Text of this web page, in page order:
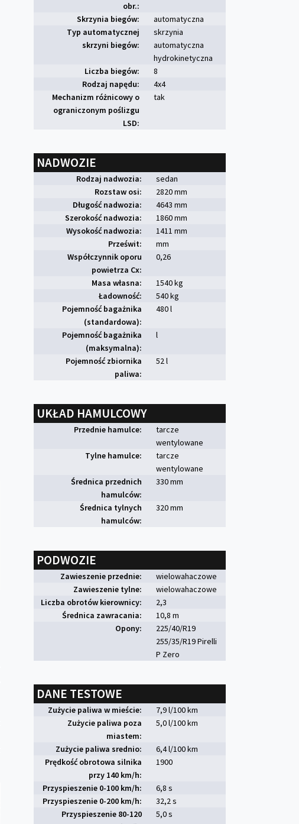
obr.:
Skrzynia biegów:
automatyczna
Typ automatycznej
skrzyni biegów:
skrzynia
automatyczna
hydrokinetyczna
Liczba biegów:
8
Rodzaj napędu:
4x4
Mechanizm różnicowy o
ograniczonym poślizgu
LSD:
tak
NADWOZIE
Rodzaj nadwozia:
sedan
Rozstaw osi:
2820 mm
Długość nadwozia:
4643 mm
Szerokość nadwozia:
1860 mm
Wysokość nadwozia:
1411 mm
Prześwit:
mm
Współczynnik oporu
powietrza Cx:
0,26
Masa własna:
1540 kg
Ładowność:
540 kg
Pojemność bagażnika
(standardowa):
480 l
Pojemność bagażnika
(maksymalna):
l
Pojemność zbiornika
paliwa:
52 l
UKŁAD HAMULCOWY
Przednie hamulce:
tarcze
wentylowane
Tylne hamulce:
tarcze
wentylowane
Średnica przednich
hamulców:
330 mm
Średnica tylnych
hamulców:
320 mm
PODWOZIE
Zawieszenie przednie:
wielowahaczowe
Zawieszenie tylne:
wielowahaczowe
Liczba obrotów kierownicy:
2,3
Średnica zawracania:
10,8 m
Opony:
225/40/R19
255/35/R19 Pirelli
P Zero
DANE TESTOWE
Zużycie paliwa w mieście:
7,9 l/100 km
Zużycie paliwa poza
miastem:
5,0 l/100 km
Zużycie paliwa srednio:
6,4 l/100 km
Prędkość obrotowa silnika
przy 140 km/h:
1900
Przyspieszenie 0-100 km/h:
6,8 s
Przyspieszenie 0-200 km/h:
32,2 s
Przyspieszenie 80-120
5,0 s